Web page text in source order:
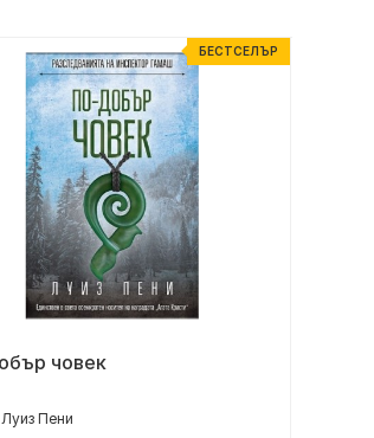
БЕСТСЕЛЪР
човек
Луиз Пени